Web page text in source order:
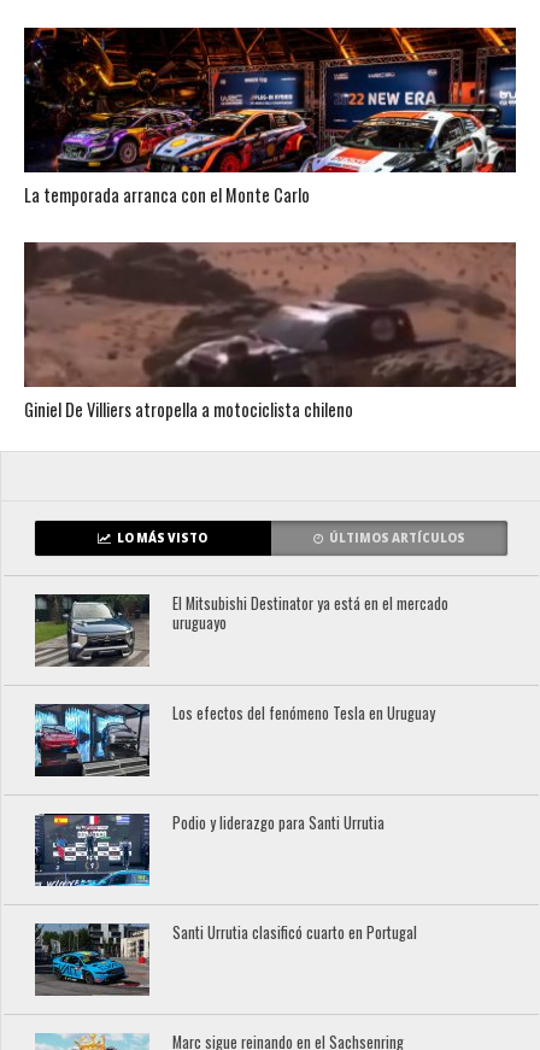
La temporada arranca con el Monte Carlo
Giniel De Villiers atropella a motociclista chileno
LO MÁS VISTO ÚLTIMOS ARTÍCULOS
El Mitsubishi Destinator ya está en el mercado
uruguayo
Los efectos del fenómeno Tesla en Uruguay
Podio y liderazgo para Santi Urrutia
Santi Urrutia clasificó cuarto en Portugal
Marc sigue reinando en el Sachsenring